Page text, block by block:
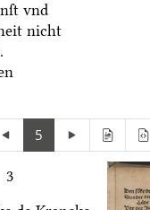
vnd
nicht
5
3